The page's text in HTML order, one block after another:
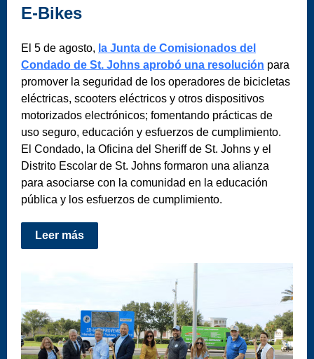
E-Bikes
El 5 de agosto, la Junta de Comisionados del
Condado de St. Johns aprobó una resolución para
promover la seguridad de los operadores de bicicletas
eléctricas, scooters eléctricos y otros dispositivos
motorizados electrónicos; fomentando prácticas de
uso seguro, educación y esfuerzos de cumplimiento.
El Condado, la Oficina del Sheriff de St. Johns y el
Distrito Escolar de St. Johns formaron una alianza
para asociarse con la comunidad en la educación
pública y los esfuerzos de cumplimiento.
Leer más